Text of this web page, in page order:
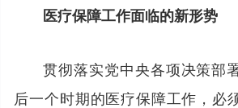
医疗保障工作面临的新形势
贯彻落实党中央各项决策部
后一个时期的医疗保障工作，必